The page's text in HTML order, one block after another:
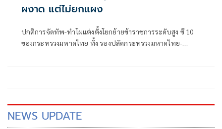
ผงาด แต่ไม่ยกแผง
ปกติการจัดทัพ-ทำโผแต่งตั้งโยกย้ายข้าราชการระดับสูง ซี 10
ของกระทรวงมหาดไทย ทั้ง รองปลัดกระทรวงมหาดไทย-
การเมืองตามไปด้วย
NEWS UPDATE